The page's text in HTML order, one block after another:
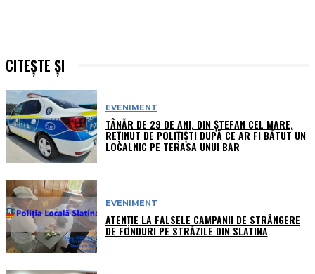
CITEȘTE ȘI
EVENIMENT
TÂNĂR DE 29 DE ANI, DIN ȘTEFAN CEL MARE,
REȚINUT DE POLIȚIȘTI DUPĂ CE AR FI BĂTUT UN
LOCALNIC PE TERASA UNUI BAR
EVENIMENT
ATENȚIE LA FALSELE CAMPANII DE STRÂNGERE
DE FONDURI PE STRĂZILE DIN SLATINA